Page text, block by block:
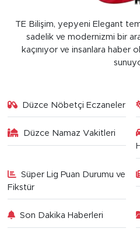
TE Bilişim, yepyeni Elegant
sadelik ve modernizmi bir
kaçınıyor ve insanlara haber
Düzce Nöbetçi Eczaneler
Düzce Namaz Vakitleri
Süper Lig Puan Durumu ve
Fikstür
Son Dakika Haberleri